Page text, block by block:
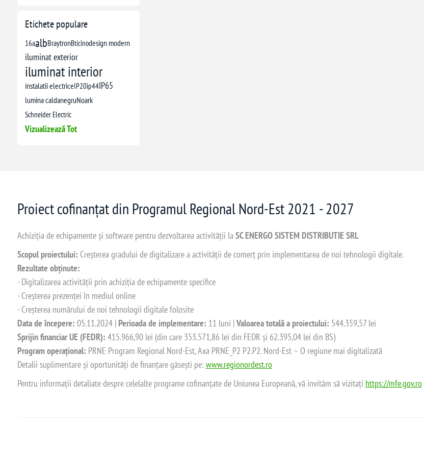
Etichete populare
16aalbBraytronBticinodesign modern
iluminat exterior
iluminat interior
instalatii electriceIP20ip44IP65
lumina caldanegruNoark
Schneider Electric
Vizualizează Tot
Proiect cofinanțat din Programul Regional Nord-Est 2021 - 2027
Achiziția de echipamente și software pentru dezvoltarea activității laSC ENERGO SISTEM DISTRIBUTIE SRL
Scopul proiectului: Creșterea gradului de digitalizare a activității de comerț prin implementarea de noi tehnologii digitale.
Rezultate obținute:
- Digitalizarea activității prin achiziția de echipamente specifice
- Creșterea prezenței în mediul online
- Creșterea numărului de noi tehnologii digitale folosite
Data de începere: 05.11.2024 | Perioada de implementare: 11 luni |Valoarea totală a proiectului: 544.359,57 lei
Sprijin financiar UE (FEDR): 415.966,90 lei (din care 353.571,86 lei din FEDR și 62.395,04 lei din BS)
Program operațional: PRNE Program Regional Nord-Est, Axa PRNE_P2 P2.P2. Nord-Est – O regiune mai digitalizată
Detalii suplimentare și oportunități de finanțare găsești pe: www.regionordest.ro
Pentru informații detaliate despre celelalte programe cofinanțate de Uniunea Europeană, vă invităm să vizitați https://mfe.gov.ro